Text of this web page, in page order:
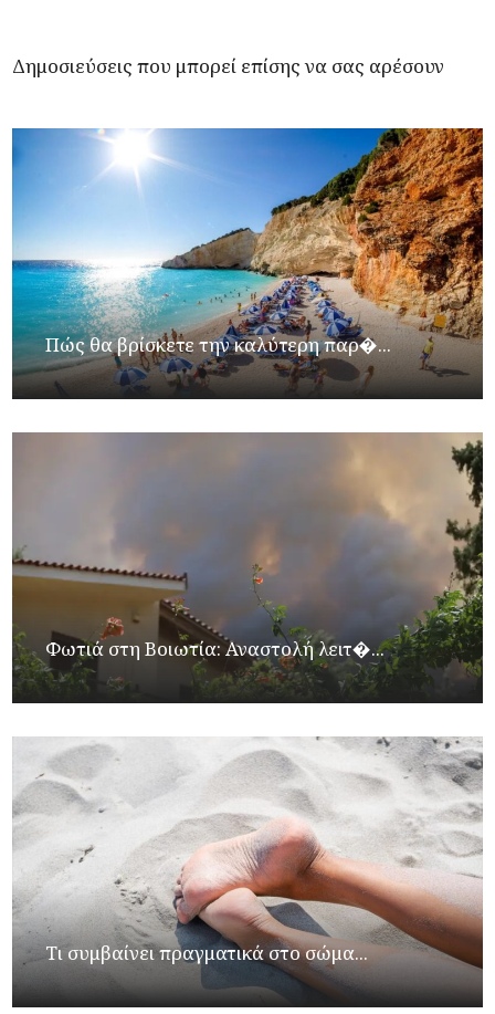
Δημοσιεύσεις που μπορεί επίσης να σας αρέσουν
Πώς θα βρίσκετε την καλύτερη παρ�...
Φωτιά στη Βοιωτία: Αναστολή λειτ�...
Τι συμβαίνει πραγματικά στο σώμα...